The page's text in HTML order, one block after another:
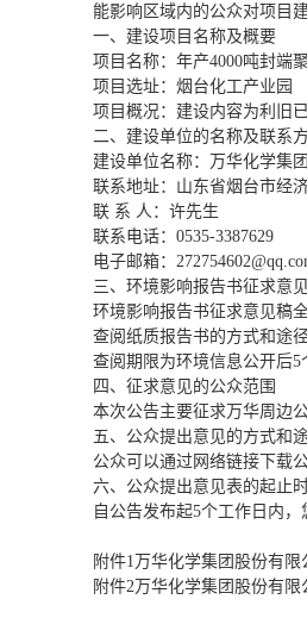
能影响区域内的公众对项目
一、建设项目名称及概要
项目名称：年产4000吨封端
项目选址：烟台化工产业园
项目概况： 建设内容为利旧
二、建设单位的名称及联系
建设单位名称：万华化学集
联系地址：山东省烟台市经
联 系 人：许先生
联系电话：0535-3387629
电子邮箱：
三、环境影响报告书征求意
环境影响报告书征求意见稿
查阅纸质报告书的方式和途径
查阅期限为环境信息公开后5
四、征求意见的公众范围
本次公告主要征求万华周边
五、公众提出意见的方式和
公众可以通过网络链接下载
六、公众提出意见表的起止
自公告发布起5个工作日内，
附件1万华化学集团股份有限
附件2万华化学集团股份有限